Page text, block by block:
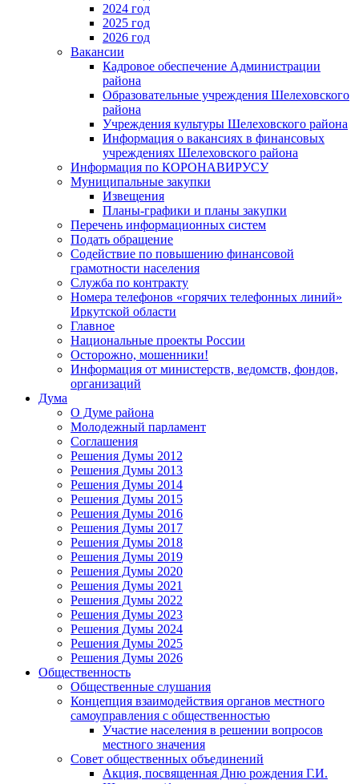
2024 год
2025 год
2026 год
Вакансии
Кадровое обеспечение Администрации
района
Образовательные учреждения Шелеховского
района
Учреждения культуры Шелеховского района
Информация о вакансиях в финансовых
учреждениях Шелеховского района
Информация по КОРОНАВИРУСУ
Муниципальные закупки
Извещения
Планы-графики и планы закупки
Перечень информационных систем
Подать обращение
Содействие по повышению финансовой
грамотности населения
Служба по контракту
Номера телефонов «горячих телефонных линий»
Иркутской области
Главное
Национальные проекты России
Осторожно, мошенники!
Информация от министерств, ведомств, фондов,
организаций
Дума
О Думе района
Молодежный парламент
Соглашения
Решения Думы 2012
Решения Думы 2013
Решения Думы 2014
Решения Думы 2015
Решения Думы 2016
Решения Думы 2017
Решения Думы 2018
Решения Думы 2019
Решения Думы 2020
Решения Думы 2021
Решения Думы 2022
Решения Думы 2023
Решения Думы 2024
Решения Думы 2025
Решения Думы 2026
Общественность
Общественные слушания
Концепция взаимодействия органов местного
самоуправления с общественностью
Участие населения в решении вопросов
местного значения
Совет общественных объединений
Акция, посвященная Дню рождения Г.И.